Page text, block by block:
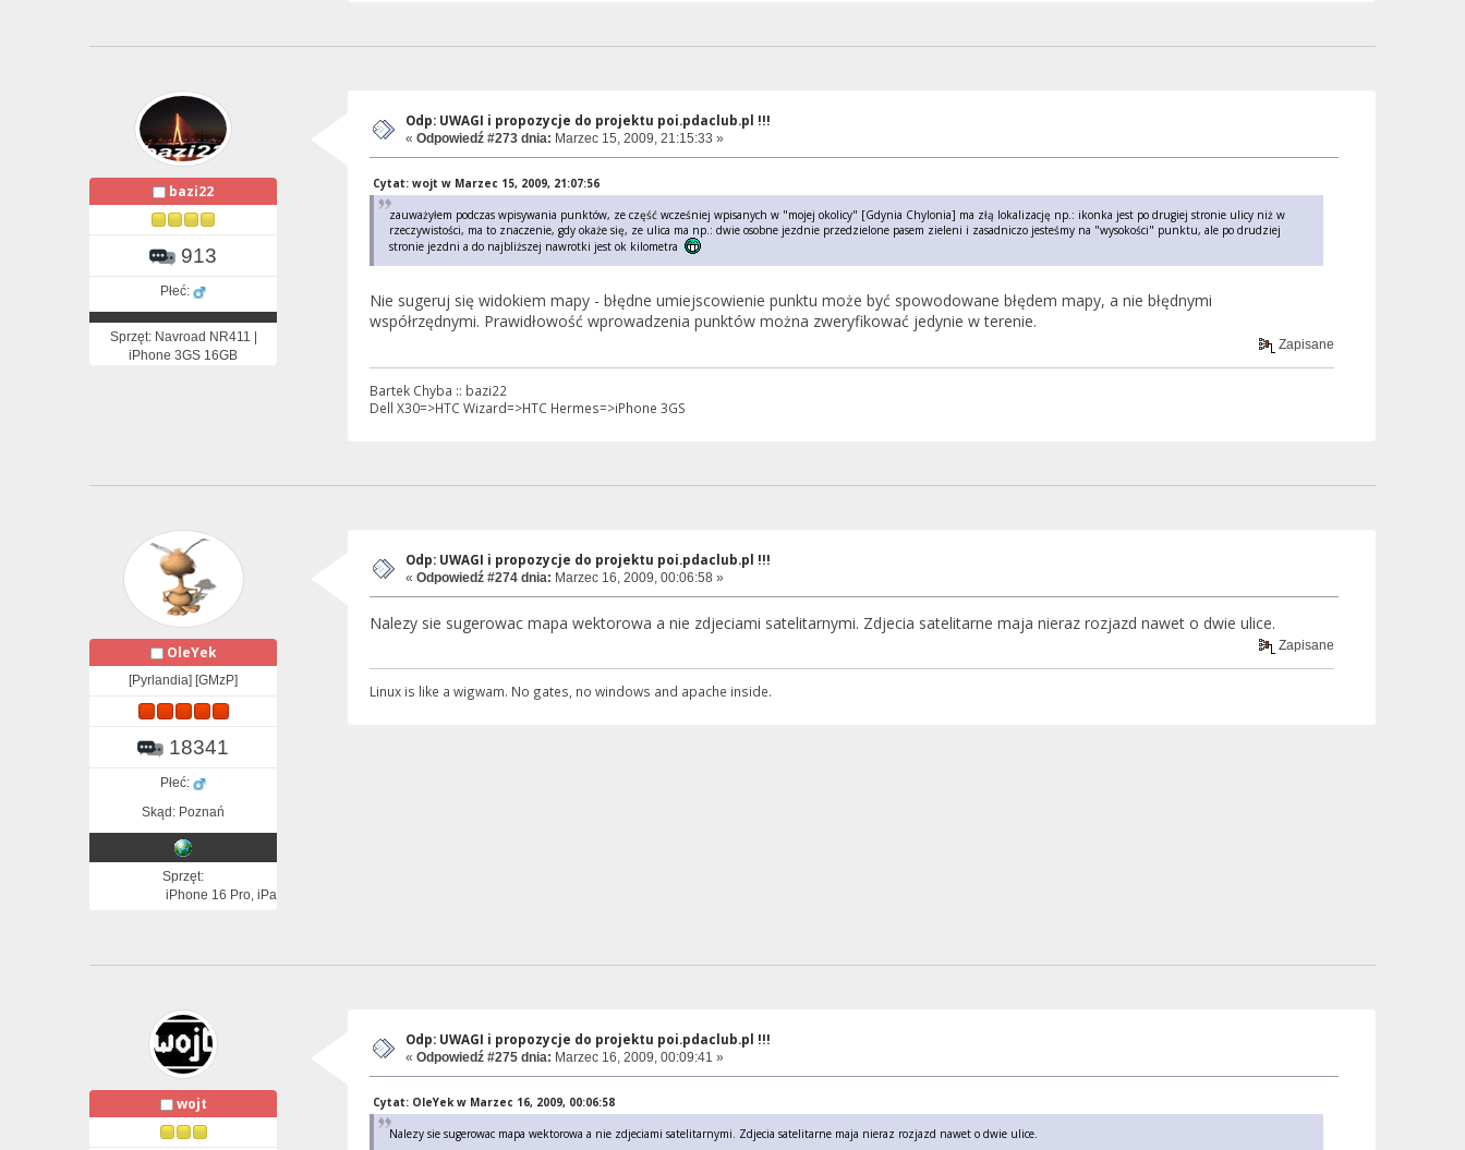
bazi22
913
Płeć:
Sprzęt: Navroad NR411 |
iPhone 3GS 16GB
Odp: UWAGI i propozycje do projektu poi.pdaclub.pl !!!
« Odpowiedź #273 dnia: Marzec 15, 2009, 21:15:33 »
Cytat: wojt w Marzec 15, 2009, 21:07:56
zauważyłem podczas wpisywania punktów, ze część wcześniej wpisanych w "mojej okolicy" [Gdynia Chylonia] ma złą lokalizację np.: ikonka jest po drugiej stronie ulicy niż w
rzeczywistości, ma to znaczenie, gdy okaże się, ze ulica ma np.: dwie osobne jezdnie przedzielone pasem zieleni i zasadniczo jesteśmy na "wysokości" punktu, ale po drudziej
stronie jezdni a do najbliższej nawrotki jest ok kilometra
Nie sugeruj się widokiem mapy - błędne umiejscowienie punktu może być spowodowane błędem mapy, a nie błędnymi
współrzędnymi. Prawidłowość wprowadzenia punktów można zweryfikować jedynie w terenie.
Zapisane
Bartek Chyba :: bazi22
Dell X30=>HTC Wizard=>HTC Hermes=>iPhone 3GS
OleYek
[Pyrlandia] [GMzP]
18341
Płeć:
Skąd: Poznań
Sprzęt:
iPhone 16 Pro, iPad Pro, Apple Watch
Odp: UWAGI i propozycje do projektu poi.pdaclub.pl !!!
« Odpowiedź #274 dnia: Marzec 16, 2009, 00:06:58 »
Nalezy sie sugerowac mapa wektorowa a nie zdjeciami satelitarnymi. Zdjecia satelitarne maja nieraz rozjazd nawet o dwie ulice.
Zapisane
Linux is like a wigwam. No gates, no windows and apache inside.
wojt
Odp: UWAGI i propozycje do projektu poi.pdaclub.pl !!!
« Odpowiedź #275 dnia: Marzec 16, 2009, 00:09:41 »
Cytat: OleYek w Marzec 16, 2009, 00:06:58
Nalezy sie sugerowac mapa wektorowa a nie zdjeciami satelitarnymi. Zdjecia satelitarne maja nieraz rozjazd nawet o dwie ulice.